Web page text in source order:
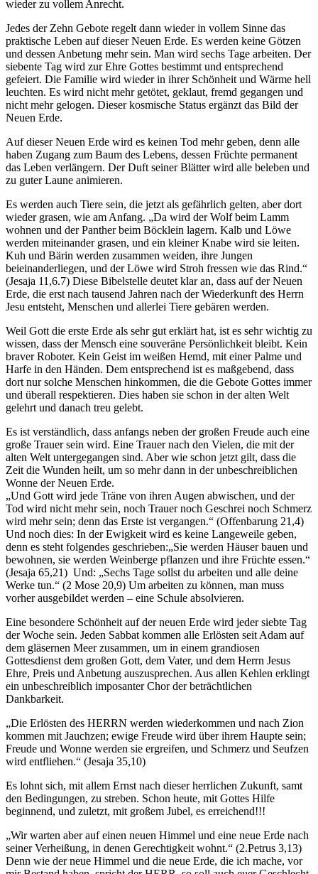
wieder zu vollem Anrecht.
Jedes der Zehn Gebote regelt dann wieder in vollem Sinne das
praktische Leben auf dieser Neuen Erde. Es werden keine Götzen
und dessen Anbetung mehr sein. Man wird sechs Tage arbeiten. Der
siebente Tag wird zur Ehre Gottes bestimmt und entsprechend
gefeiert. Die Familie wird wieder in ihrer Schönheit und Wärme hell
leuchten. Es wird nicht mehr getötet, geklaut, fremd gegangen und
nicht mehr gelogen. Dieser kosmische Status ergänzt das Bild der
Neuen Erde.
Auf dieser Neuen Erde wird es keinen Tod mehr geben, denn alle
haben Zugang zum Baum des Lebens, dessen Früchte permanent
das Leben verlängern. Der Duft seiner Blätter wird alle beleben und
zu guter Laune animieren.
Es werden auch Tiere sein, die jetzt als gefährlich gelten, aber dort
wieder grasen, wie am Anfang. „Da wird der Wolf beim Lamm
wohnen und der Panther beim Böcklein lagern. Kalb und Löwe
werden miteinander grasen, und ein kleiner Knabe wird sie leiten.
Kuh und Bärin werden zusammen weiden, ihre Jungen
beieinanderliegen, und der Löwe wird Stroh fressen wie das Rind.“
(Jesaja 11,6.7) Diese Bibelstelle deutet klar an, dass auf der Neuen
Erde, die erst nach tausend Jahren nach der Wiederkunft des Herrn
Jesu entsteht, Menschen und allerlei Tiere gebären werden.
Weil Gott die erste Erde als sehr gut erklärt hat, ist es sehr wichtig zu
wissen, dass der Mensch eine souveräne Persönlichkeit bleibt. Kein
braver Roboter. Kein Geist im weißen Hemd, mit einer Palme und
Harfe in den Händen. Dem entsprechend ist es maßgebend, dass
dort nur solche Menschen hinkommen, die die Gebote Gottes immer
und überall respektieren. Dies haben sie schon in der alten Welt
gelehrt und danach treu gelebt.
Es ist verständlich, dass anfangs neben der großen Freude auch eine
große Trauer sein wird. Eine Trauer nach den Vielen, die mit der
alten Welt untergegangen sind. Aber wie schon jetzt gilt, dass die
Zeit die Wunden heilt, um so mehr dann in der unbeschreiblichen
Wonne der Neuen Erde.
„Und Gott wird jede Träne von ihren Augen abwischen, und der
Tod wird nicht mehr sein, noch Trauer noch Geschrei noch Schmerz
wird mehr sein; denn das Erste ist vergangen.“ (Offenbarung 21,4)
Und noch dies: In der Ewigkeit wird es keine Langeweile geben,
denn es steht folgendes geschrieben:„Sie werden Häuser bauen und
bewohnen, sie werden Weinberge pflanzen und ihre Früchte essen.“
(Jesaja 65,21) Und: „Sechs Tage sollst du arbeiten und alle deine
Werke tun.“ (2 Mose 20,9) Um arbeiten zu können, man muss
vorher ausgebildet werden – eine Schule absolvieren.
Eine besondere Schönheit auf der neuen Erde wird jeder siebte Tag
der Woche sein. Jeden Sabbat kommen alle Erlösten seit Adam auf
dem gläsernen Meer zusammen, um in einem grandiosen
Gottesdienst dem großen Gott, dem Vater, und dem Herrn Jesus
Ehre, Preis und Anbetung auszusprechen. Aus allen Kehlen erklingt
ein unbeschreiblich imposanter Chor der beträchtlichen
Dankbarkeit.
„Die Erlösten des HERRN werden wiederkommen und nach Zion
kommen mit Jauchzen; ewige Freude wird über ihrem Haupte sein;
Freude und Wonne werden sie ergreifen, und Schmerz und Seufzen
wird entfliehen.“ (Jesaja 35,10)
Es lohnt sich, mit allem Ernst nach dieser herrlichen Zukunft, samt
den Bedingungen, zu streben. Schon heute, mit Gottes Hilfe
beginnend, und zuletzt, mit großem Jubel, es erreichend!!!
„Wir warten aber auf einen neuen Himmel und eine neue Erde nach
seiner Verheißung, in denen Gerechtigkeit wohnt.“ (2.Petrus 3,13)
Denn wie der neue Himmel und die neue Erde, die ich mache, vor